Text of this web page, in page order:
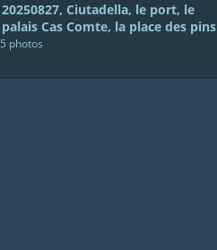
20250827, Ciutadella, le port, le
palais Cas Comte, la place des pins
5 photos